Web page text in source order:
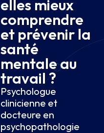
elles mieux
comprendre
et prévenir la
santé
mentale au
travail ?
Psychologue
clinicienne et
docteure en
psychopathologie